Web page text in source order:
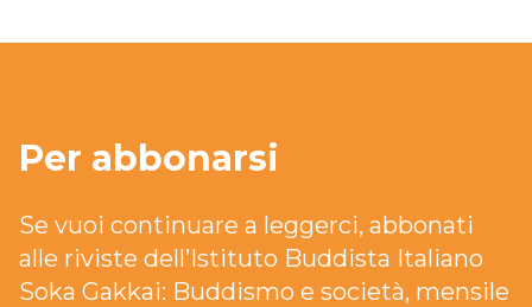
Per abbonarsi
Se vuoi continuare a leggerci, abbonati
alle riviste dell’Istituto Buddista Italiano
Soka Gakkai: Buddismo e società, mensile